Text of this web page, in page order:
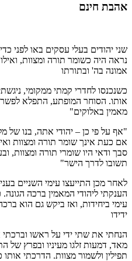
אהבת חינם
שני יהודים בעלי עסקים באו לפני
נראה היה כשומר תורה ומצוות,
אמונה בה' ובתורתו
כשנכנסו לחדרי קמתי ממקומי,
אותו. הסוחר המופתע, התפלא לפשר
מאמין באלוקים"
"אף על פי כן – יהודי אתה, בנו של
אם כעת אינך שומר תורה ומצוות
סבך ודאי היו שומרי תורה ומצוות,
תשובו לדרך הישר"
לאחר מכן התייעצו עימי השניים
הענקתי ליהודי המאמין ברכה
עימי ביחידות, ואז ביקש גם הוא
ידידו
הנחתי את שתי ידי על ראשו וברכתי
מאד, דמעות זלגו מעיניו ובפרץ של
תפילין ולשמור מצוות. הדרכתי